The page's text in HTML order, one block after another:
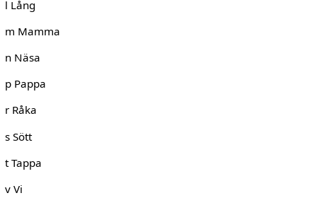
l Lång
m Mamma
n Näsa
p Pappa
r Råka
s Sött
t Tappa
v Vi